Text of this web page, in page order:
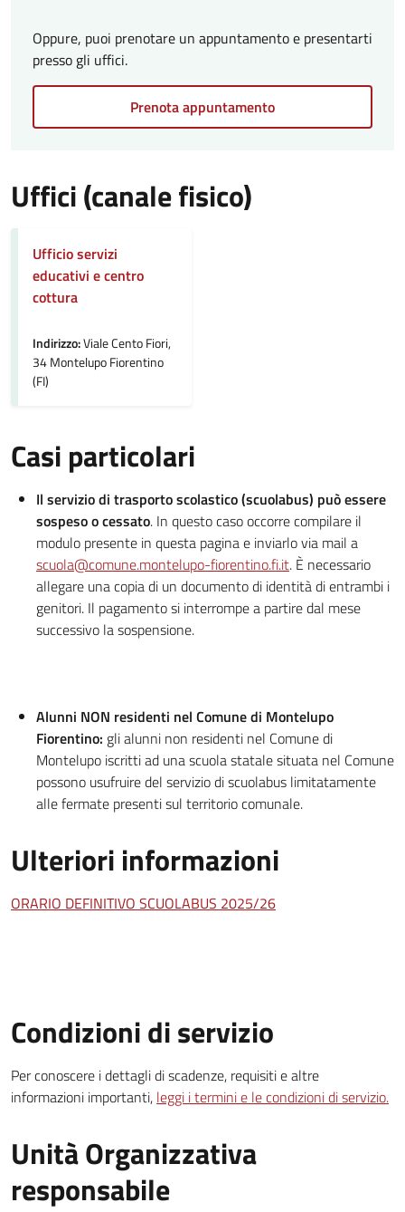
Oppure, puoi prenotare un appuntamento e presentarti
presso gli uffici.
Prenota appuntamento
Uffici (canale fisico)
Ufficio servizi
educativi e centro
cottura
Indirizzo:Viale Cento Fiori,
34 Montelupo Fiorentino
(FI)
Casi particolari
Il servizio di trasporto scolastico (scuolabus) può essere
sospeso o cessato. In questo caso occorre compilare il
modulo presente in questa pagina e inviarlo via mail a
scuola@comune.montelupo-fiorentino.fi.it. È necessario
allegare una copia di un documento di identità di entrambi i
genitori. Il pagamento si interrompe a partire dal mese
successivo la sospensione.
Alunni NON residenti nel Comune di Montelupo
Fiorentino: gli alunni non residenti nel Comune di
Montelupo iscritti ad una scuola statale situata nel Comune
possono usufruire del servizio di scuolabus limitatamente
alle fermate presenti sul territorio comunale.
Ulteriori informazioni
ORARIO DEFINITIVO SCUOLABUS 2025/26
Condizioni di servizio
Per conoscere i dettagli di scadenze, requisiti e altre
informazioni importanti, leggi i termini e le condizioni di servizio.
Unità Organizzativa
responsabile